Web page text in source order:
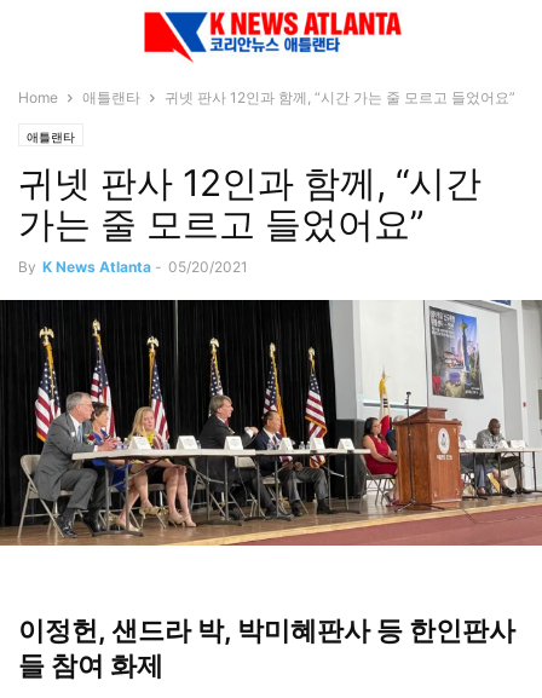
Home 애틀랜타 귀넷 판사 12인과 함께, “시간 가는 줄 모르고 들었어요”
애틀랜타
귀넷 판사 12인과 함께, “시간
가는 줄 모르고 들었어요”
By K News Atlanta - 05/20/2021
이정헌, 샌드라 박, 박미혜판사 등 한인판사
들 참여 화제